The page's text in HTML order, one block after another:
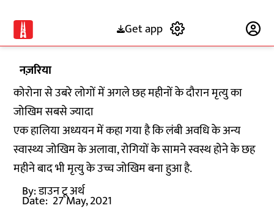
Get app
नज़रिया
कोरोना से उबरे लोगों में अगले छह महीनों के दौरान मृत्यु का
जोखिम सबसे ज्यादा
एक हालिया अध्ययन में कहा गया है कि लंबी अवधि के अन्य
स्वास्थ्य जोखिम के अलावा, रोगियों के सामने स्वस्थ होने के छह
महीने बाद भी मृत्यु के उच्च जोखिम बना हुआ है.
By:डाउन टू अर्थ
Date: 27 May, 2021